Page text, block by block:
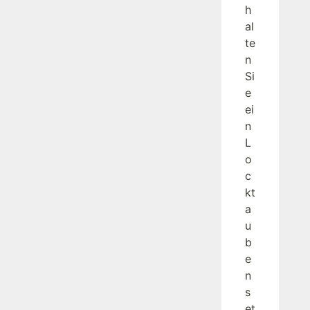
h
al
te
n
Si
e
ei
n
L
o
c
kt
a
u
b
e
n
s